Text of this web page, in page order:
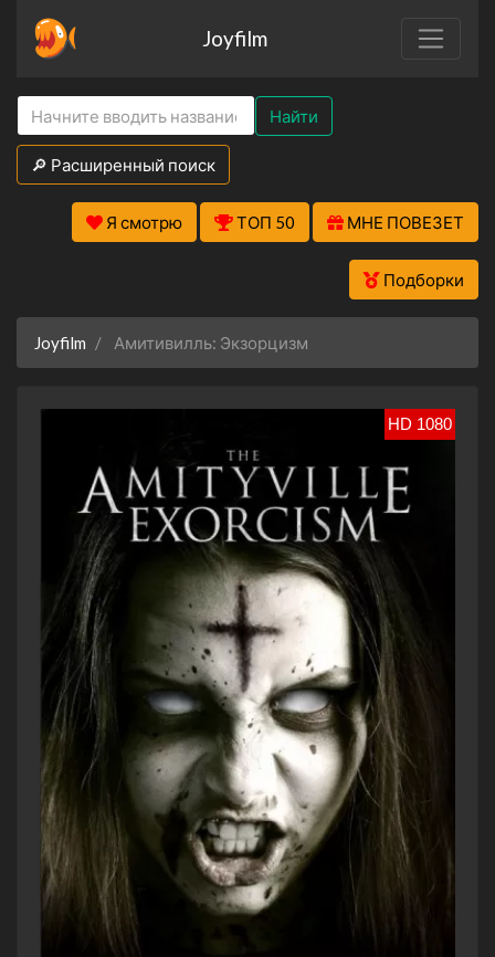
Joyfilm
Найти
🔎 Расширенный поиск
Я смотрю ТОП 50 МНЕ ПОВЕЗЕТ
Подборки
Joyfilm Амитивилль: Экзорцизм
HD 1080